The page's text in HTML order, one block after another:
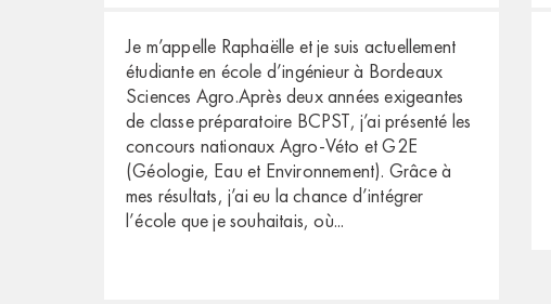
Je m’appelle Raphaëlle et je suis actuellement
étudiante en école d’ingénieur à Bordeaux
Sciences Agro.Après deux années exigeantes
de classe préparatoire BCPST, j’ai présenté les
concours nationaux Agro-Véto et G2E
(Géologie, Eau et Environnement). Grâce à
mes résultats, j’ai eu la chance d’intégrer
l’école que je souhaitais, où...